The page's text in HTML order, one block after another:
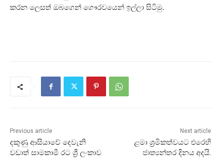
කරන ලෙසත් ඔබගෙන් ගෞරවයෙන් ඉල්ලා සිටිමු.
Previous article
දකුණු ආසියාවේ දෙවැනි
වඩාත් සාමකාමී රට ශ්‍රී ලංකාව
Next article
ළමා ශ්‍රමිකත්වයට එරෙහි
ජාත්‍යන්තර දිනය අදයි.